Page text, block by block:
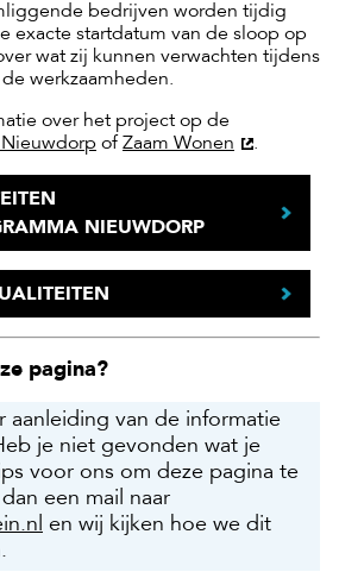
bedrijven worden tijdig
exacte startdatum van de sloop op
wat zij kunnen verwachten tijdens
werkzaamheden.
over het project op de
of Zaam Wonen .
NIEUWDORP
pagina?
aanleiding van de informatie
je niet gevonden wat je
voor ons om deze pagina te
een mail naar
en wij kijken hoe we dit